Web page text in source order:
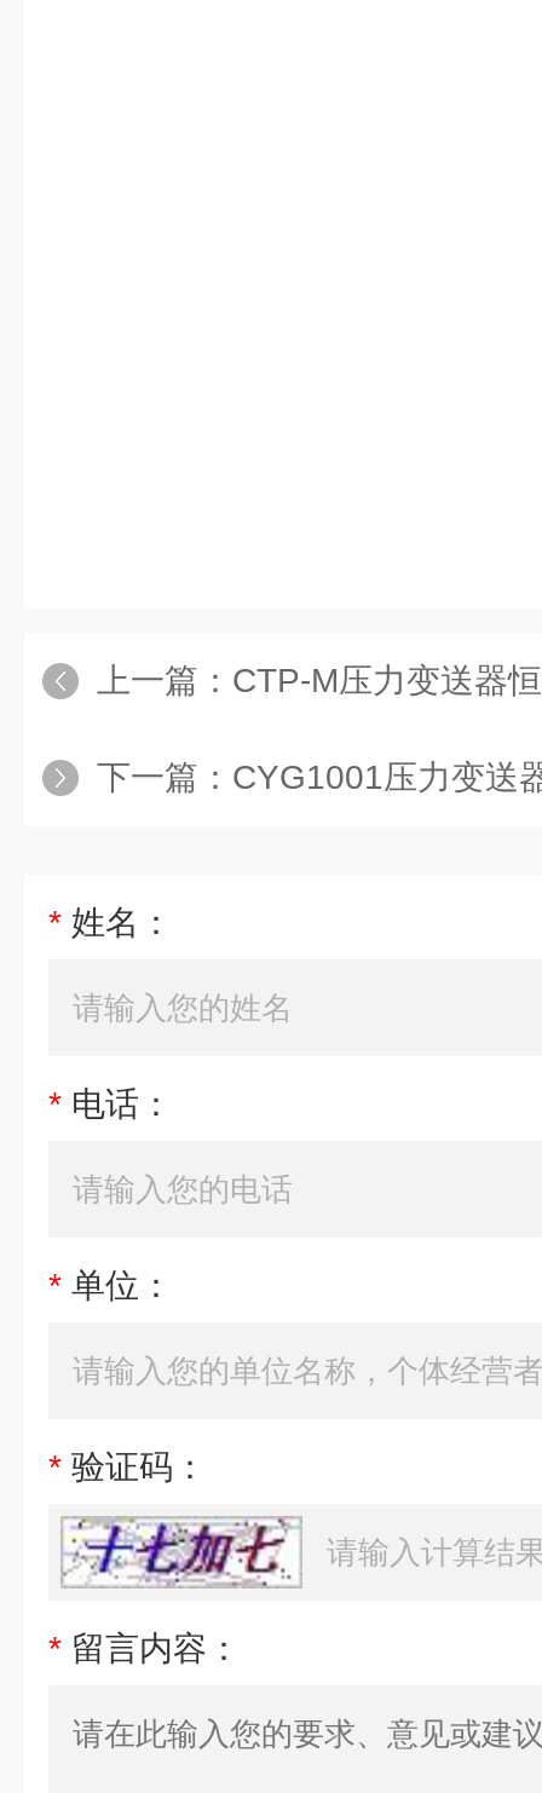
上一篇： CTP-M压力变送器恒压
下一篇： CYG1001压力变送器
* 姓名：
* 电话：
* 单位：
* 验证码：
* 留言内容：